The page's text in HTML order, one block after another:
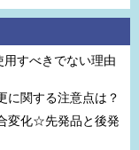
すべきでない理由
に関する注意点は？
変化☆先発品と後発